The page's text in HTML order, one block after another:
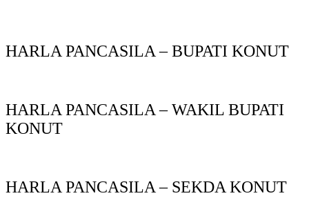
HARLA PANCASILA – BUPATI KONUT
HARLA PANCASILA – WAKIL BUPATI
KONUT
HARLA PANCASILA – SEKDA KONUT